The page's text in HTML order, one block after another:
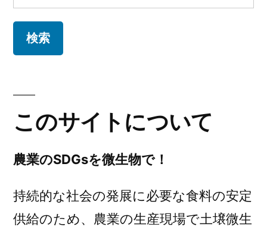
索:
このサイトについて
農業のSDGsを微生物で！
持続的な社会の発展に必要な食料の安定
供給のため、農業の生産現場で土壌微生